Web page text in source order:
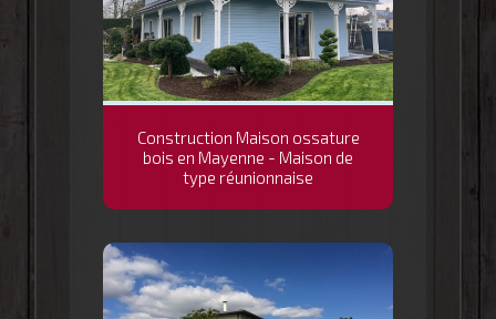
Construction Maison ossature
bois en Mayenne - Maison de
type réunionnaise